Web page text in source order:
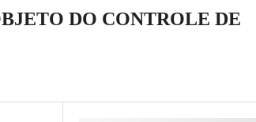
DO CONTROLE DE